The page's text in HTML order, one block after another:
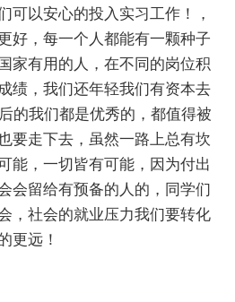
可以安心的投入实习工作！，
好，每一个人都能有一颗种子
家有用的人，在不同的岗位积
绩，我们还年轻我们有资本去
的我们都是优秀的，都值得被
要走下去，虽然一路上总有坎
能，一切皆有可能，因为付出
会留给有预备的人的，同学们
，社会的就业压力我们要转化
更远！